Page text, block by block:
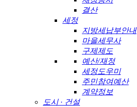
결산
세정
지방세납부안내
마을세무사
구제제도
예산/재정
세정도우미
주민참여예산
계약정보
도시 · 건설